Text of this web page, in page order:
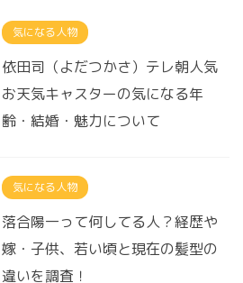
気になる人物
依田司（よだつかさ）テレ朝人気
お天気キャスターの気になる年
齢・結婚・魅力について
気になる人物
落合陽一って何してる人？経歴や
嫁・子供、若い頃と現在の髪型の
違いを調査！